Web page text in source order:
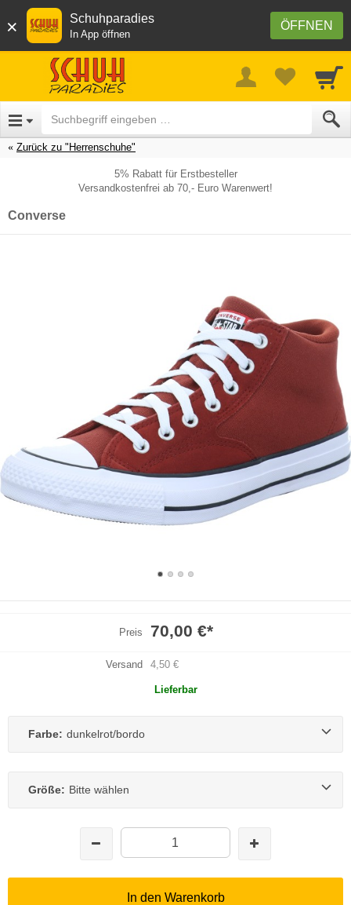
× ÖFFNEN
Schuhparadies
In App öffnen
Zurück zu "Herrenschuhe"
5% Rabatt für Erstbesteller
Versandkostenfrei ab 70,- Euro Warenwert!
Converse
Preis 70,00 €*
Versand 4,50 €
Lieferbar
Farbe: dunkelrot/bordo
Größe: Bitte wählen
In den Warenkorb